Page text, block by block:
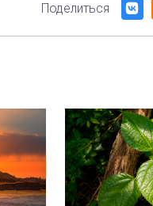
Поделиться